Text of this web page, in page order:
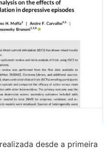
desde a primeira